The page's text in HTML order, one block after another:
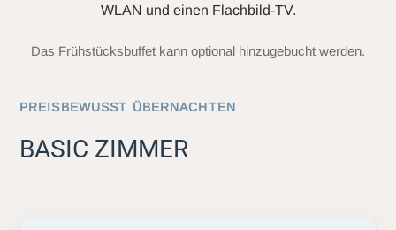
WLAN und einen Flachbild-TV.
Das Frühstücksbuffet kann optional hinzugebucht werden.
PREISBEWUSST ÜBERNACHTEN
BASIC ZIMMER